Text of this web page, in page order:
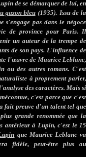
de se démarquer de lui, en
gazon bleu (1935). Issu de la
s'engage pas dans le négoce
de province pour Paris. Il
un auteur de la trempe de
de son pays. L'influence de
l'œuvre de Maurice Leblanc,
ou des autres romans. C'est
à proprement parler,
des caractères. Mais si
c'est parce que c'est
fait preuve d'un talent tel que
grande renommée que la
antérieur à Lupin, c'est le 15
que Maurice Leblanc va
fidèle, peut-être plus au